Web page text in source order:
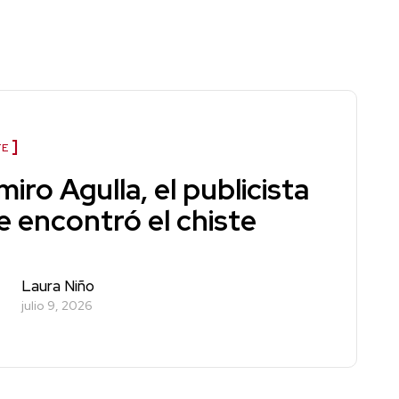
Agulla, el publicista
encontró el chiste
Laura Niño
julio 9, 2026